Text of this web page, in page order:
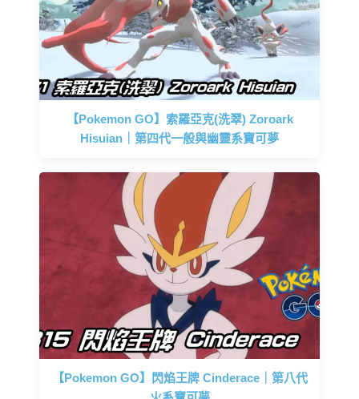
【Pokemon GO】索羅亞克(洗翠) Zoroark
Hisuian｜第四代一般與幽靈系寶可夢
【Pokemon GO】閃焰王牌 Cinderace｜第八代